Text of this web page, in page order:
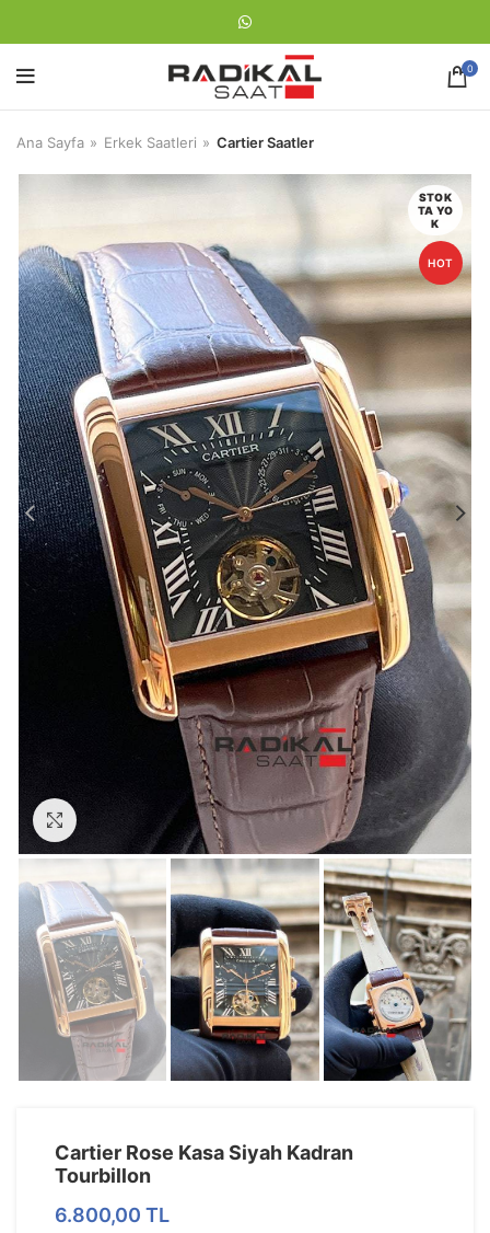
0
Ana Sayfa Erkek Saatleri Cartier Saatler
STOK
TA YO
K
HOT
Görseli Büyütün
Cartier Rose Kasa Siyah Kadran
Tourbillon
6.800,00 TL